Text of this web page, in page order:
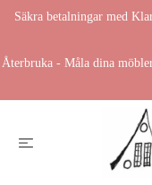
Säkra betalningar med
Återbruka - Måla dina